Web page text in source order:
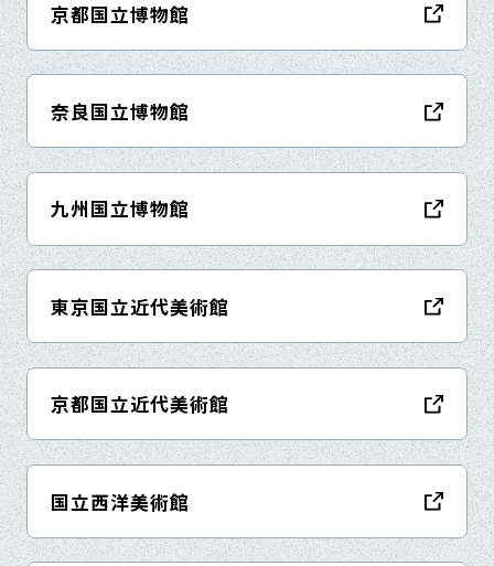
京都国立博物館
奈良国立博物館
九州国立博物館
東京国立近代美術館
京都国立近代美術館
国立西洋美術館